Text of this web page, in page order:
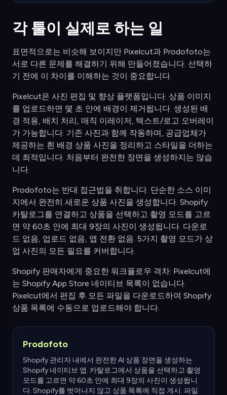
각 툴이 실제로 하는 일
표면적으로는 비슷해 보이지만 Pixelcut과 Prodofoto는
서로 다른 문제를 해결하기 위해 만들어졌습니다. 선택하
기 전에 이 차이를 이해하는 것이 중요합니다.
Pixelcut은 사진 편집 및 향상 플랫폼입니다. 상품 이미지
를 업로드하면 몇 초 안에 배경이 제거됩니다. 생성된 배
경 적용, 배치 처리, 매직 이레이저, 텍스트/로고 오버레이
가 가능합니다. 기존 사진과 함께 작동하며, 공급업체가
제공하는 흰 배경 상품 사진을 정리하고 스타일을 더하는
데 최적입니다. 처음부터 완전한 장면을 생성하지는 않습
니다.
Prodofoto는 반대 접근법을 취합니다. 단순한 소스 이미
지에서 완전히 새로운 상품 사진을 생성합니다. Shopify
카탈로그를 연결하고 상품을 선택하고 촬영 모드를 고르
면 약 60초 안에 최대 9장의 사진이 생성됩니다. 다운로
드 없음, 업로드 없음, 앱 전환 없음. 5가지 촬영 모드가 상
업 사진의 모든 필요를 커버합니다.
Shopify 판매자에게 중요한 워크플로우 격차: Pixelcut에
는 Shopify App Store 네이티브 목록이 없습니다.
Pixelcut에서 편집 후 모든 파일을 다운로드하여 Shopify
상품 목록에 수동으로 업로드해야 합니다.
Prodofoto
Shopify 관리자 내에서 완전한 AI 상품 장면을 생성하는
Shopify 네이티브 앱. 카탈로그에서 상품을 선택하고 촬영
모드를 고르면 약 60초 안에 최대 9장의 사진이 생성됩니
다. Shopify를 벗어나지 않고 상품 목록에 직접 게시. 파일